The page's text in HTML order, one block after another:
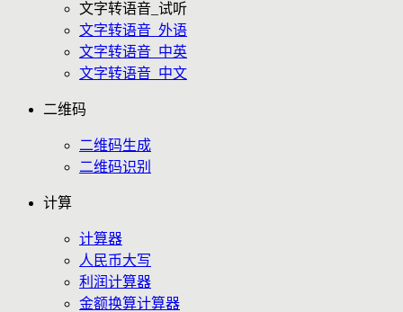
文字转语音_试听
文字转语音_外语
文字转语音_中英
文字转语音_中文
二维码
二维码生成
二维码识别
计算
计算器
人民币大写
利润计算器
金额换算计算器